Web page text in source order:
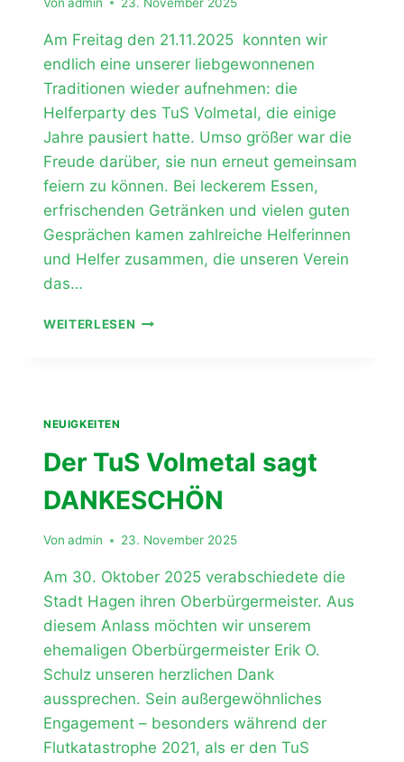
Am Freitag den 21.11.2025 konnten wir
endlich eine unserer liebgewonnenen
Traditionen wieder aufnehmen: die
Helferparty des TuS Volmetal, die einige
Jahre pausiert hatte. Umso größer war die
Freude darüber, sie nun erneut gemeinsam
feiern zu können. Bei leckerem Essen,
erfrischenden Getränken und vielen guten
Gesprächen kamen zahlreiche Helferinnen
und Helfer zusammen, die unseren Verein
das…
WEITERLESEN HELFERPARTY
NEUIGKEITEN
Der TuS Volmetal sagt
DANKESCHÖN
Von admin 23. November 2025
Am 30. Oktober 2025 verabschiedete die
Stadt Hagen ihren Oberbürgermeister. Aus
diesem Anlass möchten wir unserem
ehemaligen Oberbürgermeister Erik O.
Schulz unseren herzlichen Dank
aussprechen. Sein außergewöhnliches
Engagement – besonders während der
Flutkatastrophe 2021, als er den TuS